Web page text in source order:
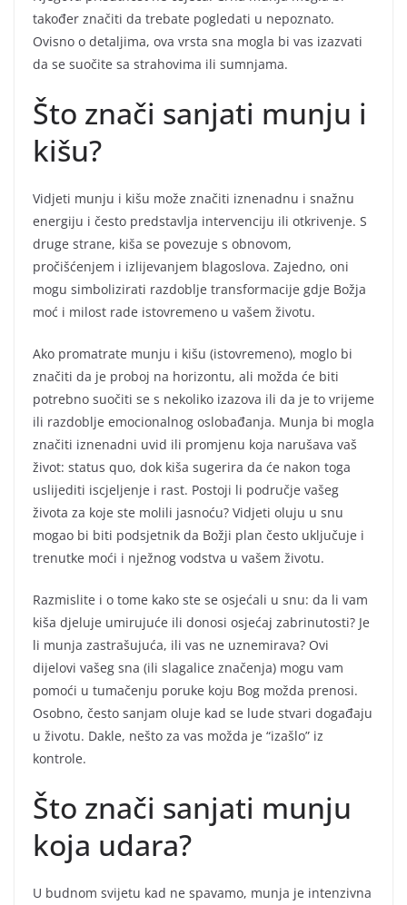
također značiti da trebate pogledati u nepoznato.
Ovisno o detaljima, ova vrsta sna mogla bi vas izazvati
da se suočite sa strahovima ili sumnjama.
Što znači sanjati munju i
kišu?
Vidjeti munju i kišu može značiti iznenadnu i snažnu
energiju i često predstavlja intervenciju ili otkrivenje. S
druge strane, kiša se povezuje s obnovom,
pročišćenjem i izlijevanjem blagoslova. Zajedno, oni
mogu simbolizirati razdoblje transformacije gdje Božja
moć i milost rade istovremeno u vašem životu.
Ako promatrate munju i kišu (istovremeno), moglo bi
značiti da je proboj na horizontu, ali možda će biti
potrebno suočiti se s nekoliko izazova ili da je to vrijeme
ili razdoblje emocionalnog oslobađanja. Munja bi mogla
značiti iznenadni uvid ili promjenu koja narušava vaš
život: status quo, dok kiša sugerira da će nakon toga
uslijediti iscjeljenje i rast. Postoji li područje vašeg
života za koje ste molili jasnoću? Vidjeti oluju u snu
mogao bi biti podsjetnik da Božji plan često uključuje i
trenutke moći i nježnog vodstva u vašem životu.
Razmislite i o tome kako ste se osjećali u snu: da li vam
kiša djeluje umirujuće ili donosi osjećaj zabrinutosti? Je
li munja zastrašujuća, ili vas ne uznemirava? Ovi
dijelovi vašeg sna (ili slagalice značenja) mogu vam
pomoći u tumačenju poruke koju Bog možda prenosi.
Osobno, često sanjam oluje kad se lude stvari događaju
u životu. Dakle, nešto za vas možda je “izašlo” iz
kontrole.
Što znači sanjati munju
koja udara?
U budnom svijetu kad ne spavamo, munja je intenzivna